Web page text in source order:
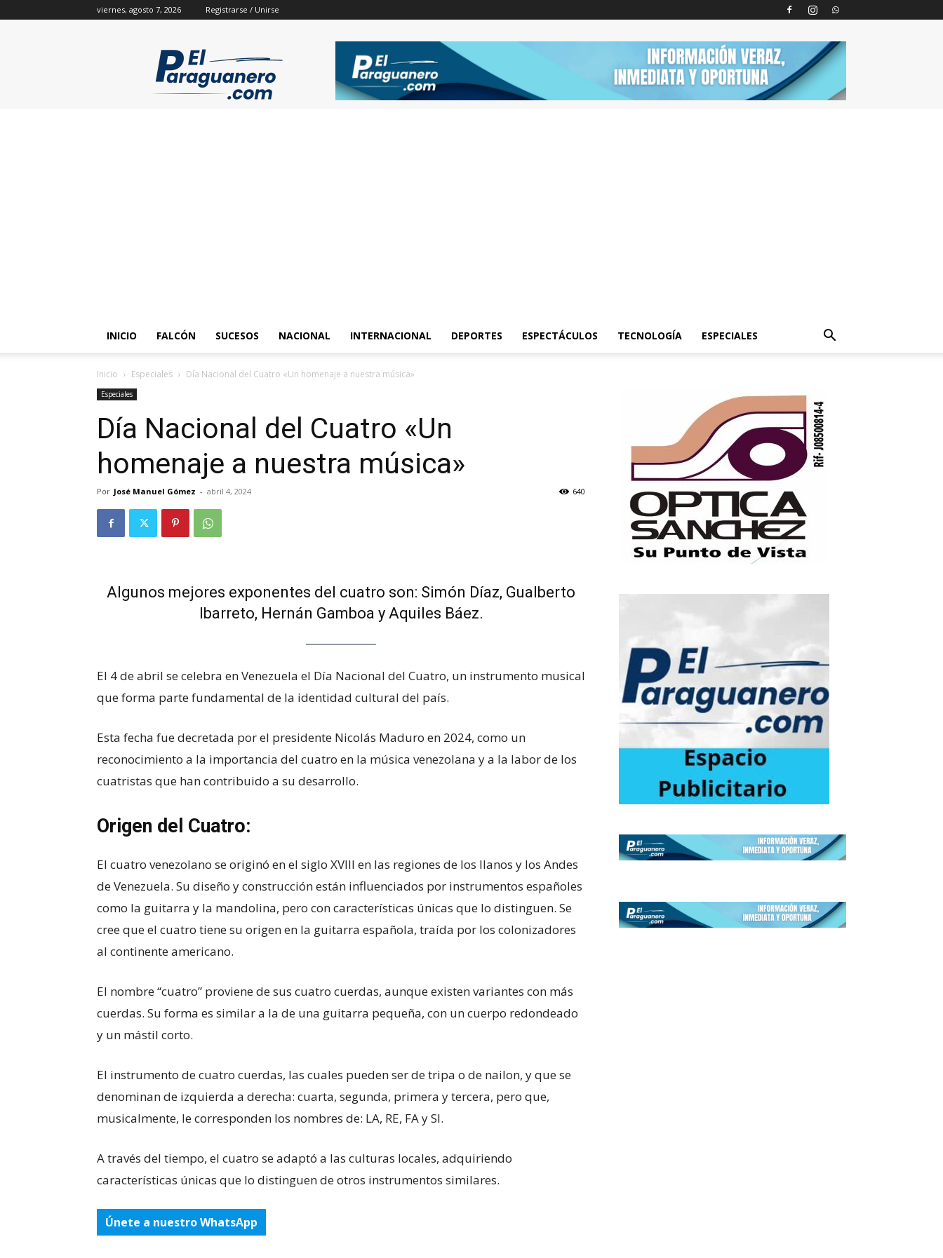
viernes, agosto 7, 2026 Registrarse / Unirse
INICIO FALCÓN SUCESOS NACIONAL INTERNACIONAL DEPORTES ESPECTÁCULOS TECNOLOGÍA ESPECIALES
Inicio Especiales Día Nacional del Cuatro «Un homenaje a nuestra música»
Especiales
Día Nacional del Cuatro «Un
homenaje a nuestra música»
Por José Manuel Gómez - abril 4, 2024 640
Algunos mejores exponentes del cuatro son: Simón Díaz, Gualberto
Ibarreto, Hernán Gamboa y Aquiles Báez.
El 4 de abril se celebra en Venezuela el Día Nacional del Cuatro, un instrumento musical
que forma parte fundamental de la identidad cultural del país.
Esta fecha fue decretada por el presidente Nicolás Maduro en 2024, como un
reconocimiento a la importancia del cuatro en la música venezolana y a la labor de los
cuatristas que han contribuido a su desarrollo.
Origen del Cuatro:
El cuatro venezolano se originó en el siglo XVIII en las regiones de los llanos y los Andes
de Venezuela. Su diseño y construcción están influenciados por instrumentos españoles
como la guitarra y la mandolina, pero con características únicas que lo distinguen. Se
cree que el cuatro tiene su origen en la guitarra española, traída por los colonizadores
al continente americano.
El nombre “cuatro” proviene de sus cuatro cuerdas, aunque existen variantes con más
cuerdas. Su forma es similar a la de una guitarra pequeña, con un cuerpo redondeado
y un mástil corto.
El instrumento de cuatro cuerdas, las cuales pueden ser de tripa o de nailon, y que se
denominan de izquierda a derecha: cuarta, segunda, primera y tercera, pero que,
musicalmente, le corresponden los nombres de: LA, RE, FA y SI.
A través del tiempo, el cuatro se adaptó a las culturas locales, adquiriendo
características únicas que lo distinguen de otros instrumentos similares.
Únete a nuestro WhatsApp